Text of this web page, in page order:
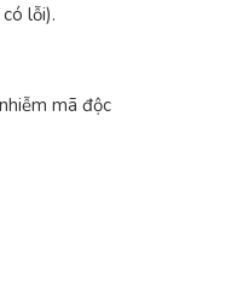
lỗi).
mã độc